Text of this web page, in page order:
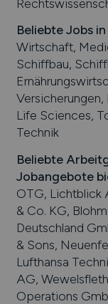
Beliebte Jobs in
Wirtschaft,
Schiffbau,
Life Sciences,
Technik
Beliebte
Jobangebote
OTG, Lichtblick
& Co. KG,
Deutschland
& Sons,
Lufthansa
AG,
Operations